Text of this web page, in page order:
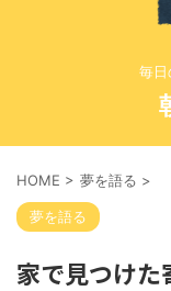
毎日
HOME > 夢を語る >
夢を語る
家で見つけた